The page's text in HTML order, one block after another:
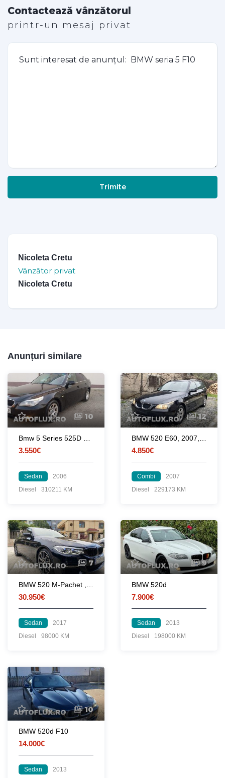
Contactează vânzătorul
printr-un mesaj privat
Trimite
Nicoleta Cretu
Vânzător privat
Nicoleta Cretu
Anunțuri similare
10
3.550€
Sedan
2006
Diesel
310211 KM
12
4.850€
Combi
2007
Diesel
229173 KM
7
30.950€
Sedan
2017
Diesel
98000 KM
9
BMW 520d
7.900€
Sedan
2013
Diesel
198000 KM
10
BMW 520d F10
14.000€
Sedan
2013